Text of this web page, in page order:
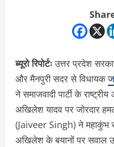
ब्यूरो रिपोर्टःउत्तर प्रदेश
और मैनपुरी सदर से विधायक
ने समाजवादी पार्टी के
अखिलेश यादव पर जोरदार
(Jaiveer Singh) ने महाकुंभ
अखिलेश के बयानों पर सवाल